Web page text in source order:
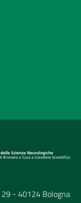
29 - 40124 Bologna